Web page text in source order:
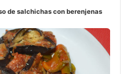
de salchichas con berenjenas